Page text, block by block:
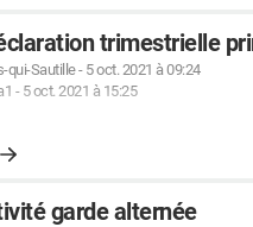
trimestrielle
qui-Sautille- 5 oct. 2021 à 09:24
- 5 oct. 2021 à 15:25
garde alternée